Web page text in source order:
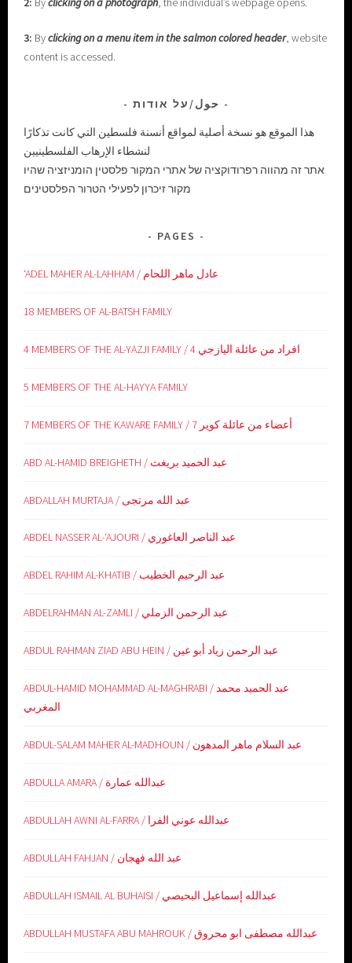
3: Byclicking on a menu item in the salmon colored header, website
content is accessed.
حول/על אודות
هذا الموقع هو نسخة أصلية لمواقع أنسنة فلسطين التي كانت تذكارًا
لنشطاء الإرهاب الفلسطينيين
אתר זה מהווה רפרודוקציה של אתרי המקור פלסטין הומניזציה שהיו
מקור זיכרון לפעילי הטרור הפלסטינים
PAGES
‘ADEL MAHER AL-LAHHAM / عادل ماهر اللحام
18 MEMBERS OF AL-BATSH FAMILY
4 MEMBERS OF THE AL-YAZJI FAMILY / 4 افراد من عائلة اليازجي
5 MEMBERS OF THE AL-HAYYA FAMILY
7 MEMBERS OF THE KAWARE FAMILY / 7 أعضاء من عائلة كوير
ABD AL-HAMID BREIGHETH / عبد الحميد بريغث
ABDALLAH MURTAJA / عبد الله مرتجى
ABDEL NASSER AL-‘AJOURI / عبد الناصر العاغوري
ABDEL RAHIM AL-KHATIB / عبد الرحيم الخطيب
ABDELRAHMAN AL-ZAMLI / عبد الرحمن الزملي
ABDUL RAHMAN ZIAD ABU HEIN / عبد الرحمن زياد أبو عين
ABDUL-HAMID MOHAMMAD AL-MAGHRABI / عبد الحميد محمد
المغربي
ABDUL-SALAM MAHER AL-MADHOUN / عبد السلام ماهر المدهون
ABDULLA AMARA / عبدالله عمارة
ABDULLAH AWNI AL-FARRA / عبدالله عوني الفرا
ABDULLAH FAHJAN / عبد الله فهجان
ABDULLAH ISMAIL AL BUHAISI / عبدالله إسماعيل البحيصي
ABDULLAH MUSTAFA ABU MAHROUK / عبدالله مصطفى ابو محروق